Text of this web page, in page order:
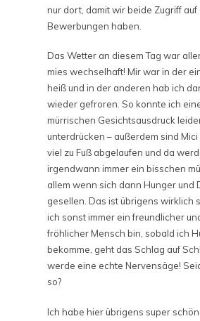
nur dort, damit wir beide Zugriff auf
Bewerbungen haben.
Das Wetter an diesem Tag war
mies wechselhaft! Mir war in der
heiß und in der anderen hab ich
wieder gefroren. So konnte ich
mürrischen Gesichtsausdruck
unterdrücken – außerdem sind
viel zu Fuß abgelaufen und da
irgendwann immer ein bisschen
allem wenn sich dann Hunger und
gesellen. Das ist übrigens wirklich
ich sonst immer ein freundlicher
fröhlicher Mensch bin, sobald ich
bekomme, geht das Schlag auf
werde eine echte Nervensäge!
so?
Ich habe hier übrigens super